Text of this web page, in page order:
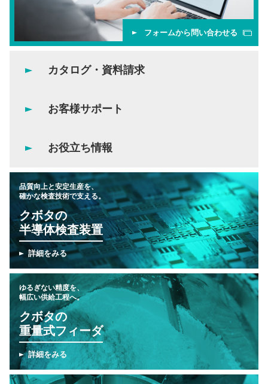
フォームから問い合わせる
カタログ・資料請求
お客様サポート
お役立ち情報
品質向上と安定生産を、
確かな検査技術で支える。
クボタの
半導体検査装置
詳細をみる
ゆるぎない精度を、
幅広い供給工程へ。
クボタの
重量式フィーダ
詳細をみる